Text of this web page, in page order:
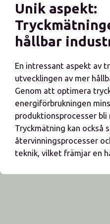
Unik aspekt:
hållbar
En intressant aspekt av
utvecklingen av mer
Genom att optimera
energiförbrukningen
produktionsprocesser bli
Tryckmätning kan också
återvinningsprocesser
teknik, vilket främjar en